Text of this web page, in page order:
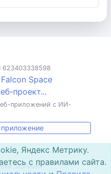
Space
проект...
приложений с ИИ-
Storyset
Яндекс Метрику.
с правилами сайта.